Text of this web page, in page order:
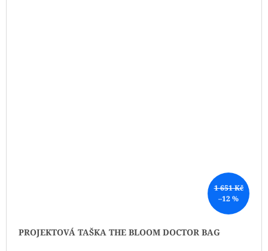
1 651 Kč
–12 %
PROJEKTOVÁ TAŠKA THE BLOOM DOCTOR BAG